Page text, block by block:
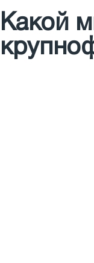
Какой